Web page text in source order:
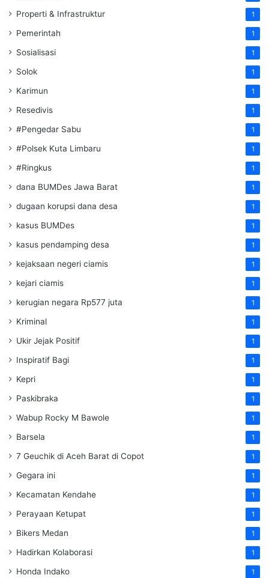
Properti & Infrastruktur 1
Pemerintah 1
Sosialisasi 1
Solok 1
Karimun 1
Resedivis 1
#Pengedar Sabu 1
#Polsek Kuta Limbaru 1
#Ringkus 1
dana BUMDes Jawa Barat 1
dugaan korupsi dana desa 1
kasus BUMDes 1
kasus pendamping desa 1
kejaksaan negeri ciamis 1
kejari ciamis 1
kerugian negara Rp577 juta 1
Kriminal 1
Ukir Jejak Positif 1
Inspiratif Bagi 1
Kepri 1
Paskibraka 1
Wabup Rocky M Bawole 1
Barsela 1
7 Geuchik di Aceh Barat di Copot 1
Gegara ini 1
Kecamatan Kendahe 1
Perayaan Ketupat 1
Bikers Medan 1
Hadirkan Kolaborasi 1
Honda Indako 1